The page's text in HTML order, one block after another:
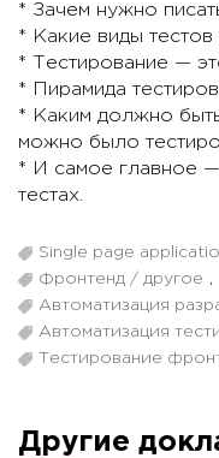
* Зачем нужно
* Какие виды
* Тестирование —
* Пирамида
* Каким должно
можно было
* И самое главное
тестах.
Single page
Фронтенд / другое ,
Автоматизация
Автоматизация
Тестирование
Другие